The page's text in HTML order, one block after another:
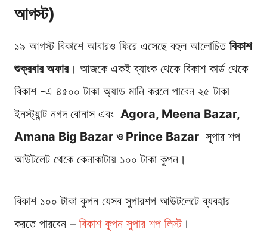
আগস্ট)
১৯ আগস্ট বিকাশে আবারও ফিরে এসেছে বহুল আলোচিত বিকাশ
শুক্রবার অফার। আজকে একই ব্যাংক থেকে বিকাশ কার্ড থেকে
বিকাশ -এ ৪৫০০ টাকা অ্যাড মানি করলে পাবেন ২৫ টাকা
ইনস্ট্যান্ট নগদ বোনাস এবং Agora, Meena Bazar,
Amana Big Bazar ও Prince Bazar সুপার শপ
আউটলেট থেকে কেনাকাটায় ১০০ টাকা কুপন।
বিকাশ ১০০ টাকা কুপন যেসব সুপারশপ আউটলেটে ব্যবহার
করতে পারবেন – বিকাশ কুপন সুপার শপ লিস্ট।